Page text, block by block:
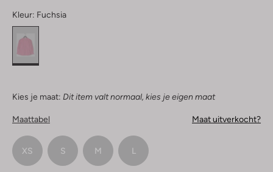
Kleur: Fuchsia
Kies je maat: Dit item valt normaal, kies je eigen maat
Maattabel Maat uitverkocht?
XS S M L